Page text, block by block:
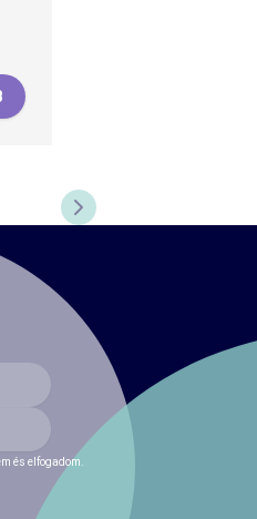
KÖVETKEZŐ DIA
és elfogadom.